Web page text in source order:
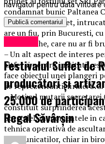
condamnat bunic Paltanea
Am precizat brunet,
are un fiu, prin Bucuresti,
Andronache, care nu ar fi
– Un alt aspect de interes
altfel si pentru institutii,
face obiectul unei plangeri
de reprezentantii firmei S.C.
– Motivul mutarii
constituit surprinderea
Corcodel, in momentele in
tehnica operativa de
a comunicatilor, chiar in
navigator pentru data viitoare
Festivalul Suflet de
producători și
25.000 de
Regal Săvârșin